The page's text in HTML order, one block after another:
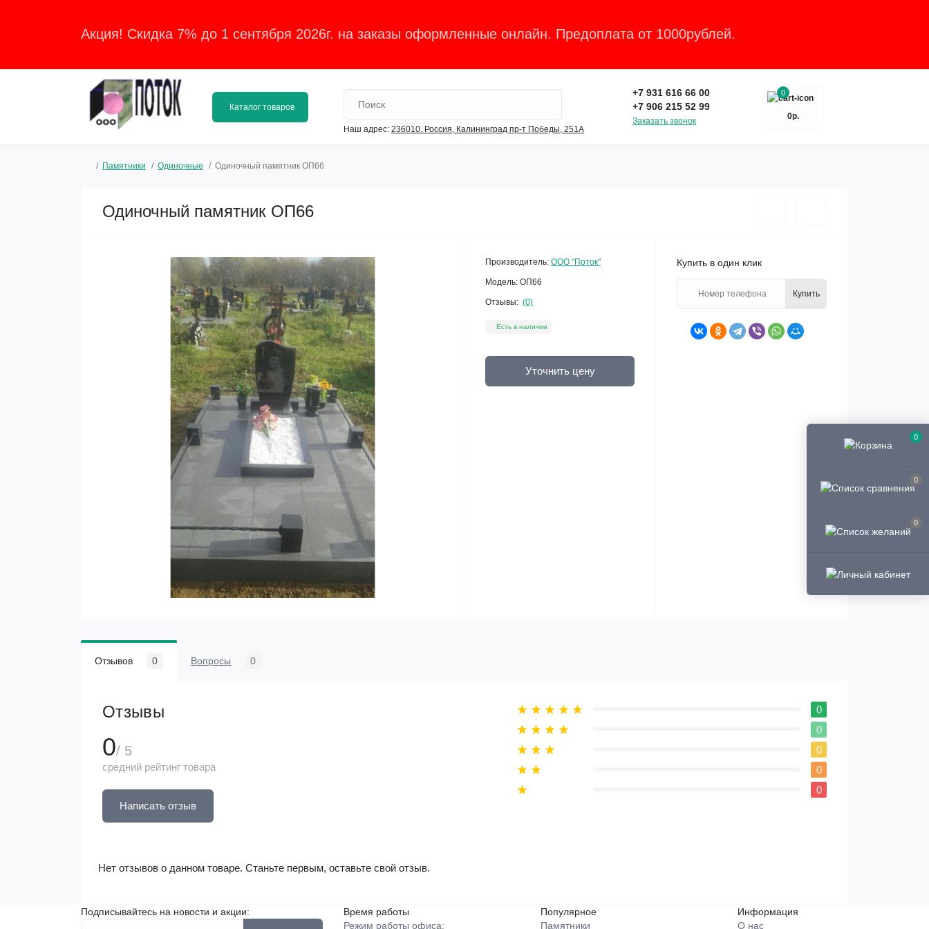
0
0
0
Акция! Скидка 7% до 1 сентября 2026г. на заказы оформленные онлайн. Предоплата от 1000рублей.
Каталог товаров
Наш адрес: 236010. Россия, Калининград пр-т Победы, 251А
+7 931 616 66 00
+7 906 215 52 99
Заказать звонок
0
0р.
Памятники Одиночные Одиночный памятник ОП66
Одиночный памятник ОП66
Производитель: ООО "Поток"
Модель: ОП66
Отзывы: (0)
Есть в наличии
Уточнить цену
Купить в один клик
Купить
Отзывов 0 Вопросы 0
Отзывы
0/ 5
средний рейтинг товара
Написать отзыв
0
0
0
0
0
Нет отзывов о данном товаре. Станьте первым, оставьте свой отзыв.
Подписывайтесь на новости и акции:
Время работы
Режим работы офиса:
Популярное
Памятники
Информация
О нас